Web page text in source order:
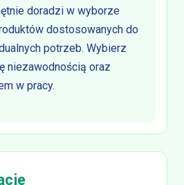
doradzi w wyborze
dostosowanych do
potrzeb. Wybierz
niezawodnością oraz
w pracy.